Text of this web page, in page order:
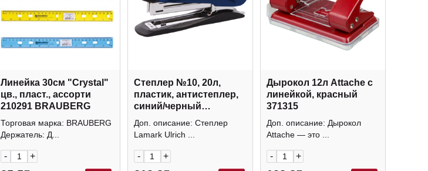
Линейка 30см "Сrystal"
цв., пласт., ассорти
210291 BRAUBERG
Торговая марка: BRAUBERG
Держатель: Д...
- +
Степлер №10, 20л,
пластик, антистеплер,
синий/черный
"Ульрих" ST0629-BL
Lamark
Доп. описание: Степлер
Lamark Ulrich ...
- +
Дырокол 12л Attache с
линейкой, красный
371315
Доп. описание: Дырокол
Attache — это ...
- +